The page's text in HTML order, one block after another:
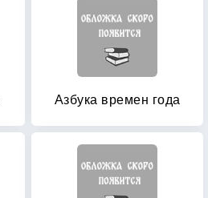
Азбука времен года